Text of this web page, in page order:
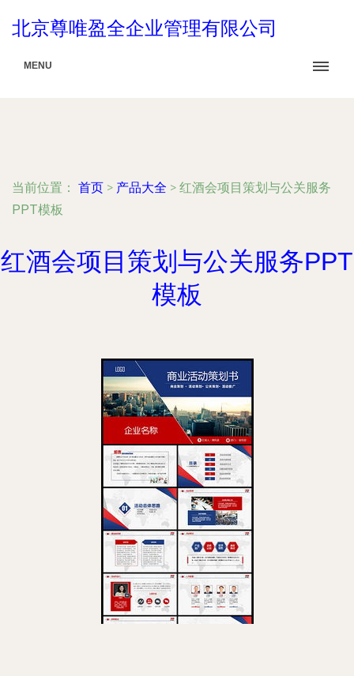
北京尊唯盈全企业管理有限公司
MENU
当前位置： 首页 > 产品大全 > 红酒会项目策划与公关服务
PPT模板
红酒会项目策划与公关服务PPT
模板